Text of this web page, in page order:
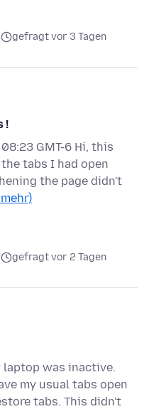
gefragt vor 3 Tagen
!
GMT-6 Hi, this
tabs I had open
the page didn't
gefragt vor 2 Tagen
laptop was inactive.
my usual tabs open
tabs. This didn't